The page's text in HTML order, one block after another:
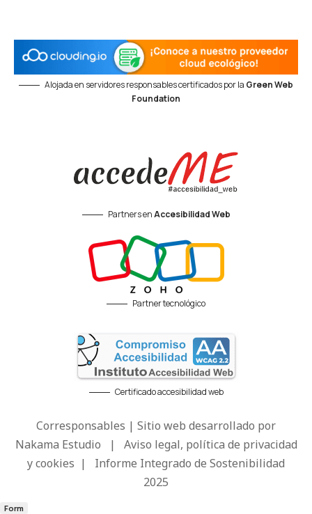
Alojada en servidores responsables certificados por la Green Web
Foundation
Partners enAccesibilidad Web
Partner tecnológico
Certificado accesibilidad web
Corresponsables | Sitio web desarrollado por
Nakama Estudio | Aviso legal, política de privacidad
y cookies | Informe Integrado de Sostenibilidad
2025
Form